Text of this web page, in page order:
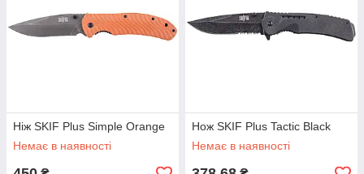
Ніж SKIF Plus Simple Orange
Немає в наявності
Нож SKIF Plus Tactic Black
Немає в наявності